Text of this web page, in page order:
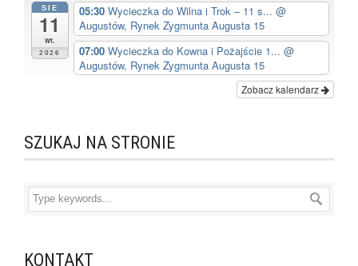
SIE
11
wt.
2026
05:30 Wycieczka do Wilna i Trok – 11 s... @
Augustów, Rynek Zygmunta Augusta 15
07:00 Wycieczka do Kowna i Pożajście 1... @
Augustów, Rynek Zygmunta Augusta 15
Zobacz kalendarz
SZUKAJ NA STRONIE
KONTAKT